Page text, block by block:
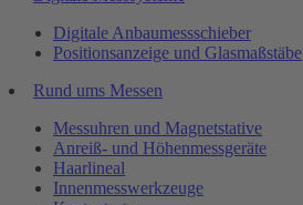
Digitale Anbaumessschieber
Positionsanzeige und Glasmaßstäbe
Rund ums Messen
Messuhren und Magnetstative
Anreiß- und Höhenmessgeräte
Haarlineal
Innenmesswerkzeuge